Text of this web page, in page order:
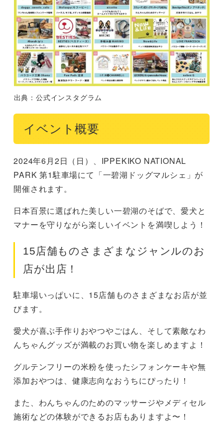
出典：公式インスタグラム
イベント概要
2024年6月2日（日）、IPPEKIKO NATIONAL
PARK 第1駐車場にて「一碧湖ドッグマルシェ」が
開催されます。
日本百景に選ばれた美しい一碧湖のそばで、愛犬と
マナーを守りながら楽しいイベントを満喫しよう！
15店舗ものさまざまなジャンルのお
店が出店！
駐車場いっぱいに、15店舗ものさまざまなお店が並
びます。
愛犬が喜ぶ手作りおやつやごはん、そして素敵なわ
んちゃんグッズが満載のお買い物を楽しめますよ！
グルテンフリーの米粉を使ったシフォンケーキや無
添加おやつは、健康志向なおうちにぴったり！
また、わんちゃんのためのマッサージやメディセル
施術などの体験ができるお店もありますよ〜！